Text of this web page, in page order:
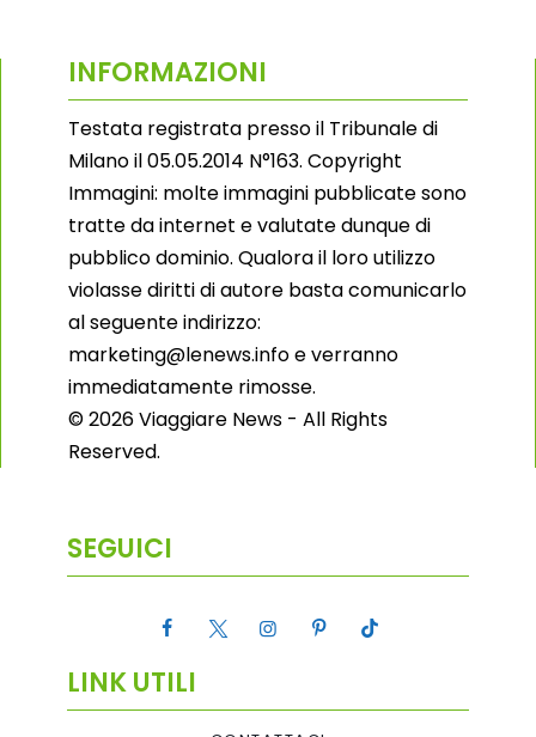
INFORMAZIONI
Testata registrata presso il Tribunale di
Milano il 05.05.2014 N°163. Copyright
Immagini: molte immagini pubblicate sono
tratte da internet e valutate dunque di
pubblico dominio. Qualora il loro utilizzo
violasse diritti di autore basta comunicarlo
al seguente indirizzo:
marketing@lenews.info e verranno
immediatamente rimosse.
© 2026 Viaggiare News - All Rights
Reserved.
SEGUICI
LINK UTILI